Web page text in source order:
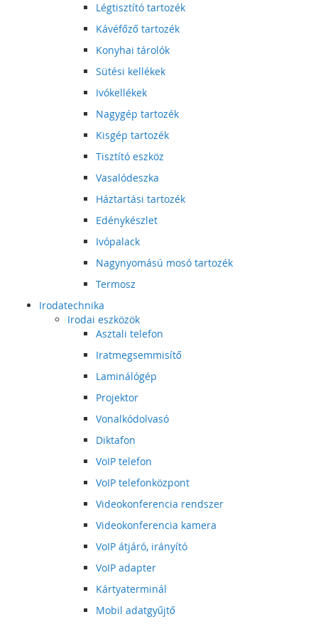
Légtisztító tartozék
Kávéfőző tartozék
Konyhai tárolók
Sütési kellékek
Ivókellékek
Nagygép tartozék
Kisgép tartozék
Tisztító eszköz
Vasalódeszka
Háztartási tartozék
Edénykészlet
Ivópalack
Nagynyomású mosó tartozék
Termosz
Irodatechnika
Irodai eszközök
Asztali telefon
Iratmegsemmisítő
Laminálógép
Projektor
Vonalkódolvasó
Diktafon
VoIP telefon
VoIP telefonközpont
Videokonferencia rendszer
Videokonferencia kamera
VoIP átjáró, irányító
VoIP adapter
Kártyaterminál
Mobil adatgyűjtő